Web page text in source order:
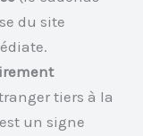
du site
tiers à la
un signe